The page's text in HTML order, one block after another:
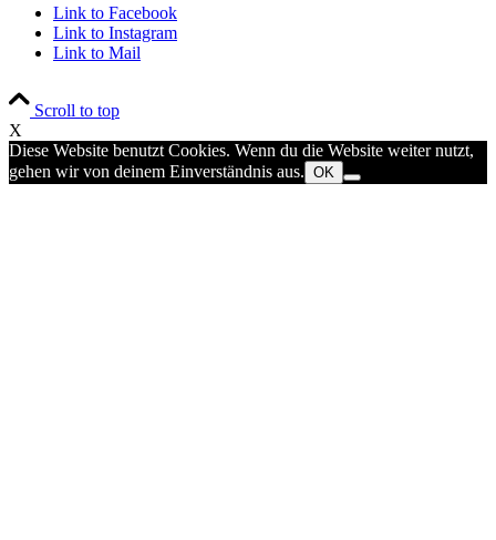
Link to Facebook
Link to Instagram
Link to Mail
Scroll to top
X
Diese Website benutzt Cookies. Wenn du die Website weiter nutzt,
gehen wir von deinem Einverständnis aus. OK